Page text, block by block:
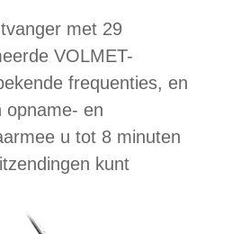
met 29
VOLMET-
frequenties, en
opname- en
u tot 8 minuten
kunt